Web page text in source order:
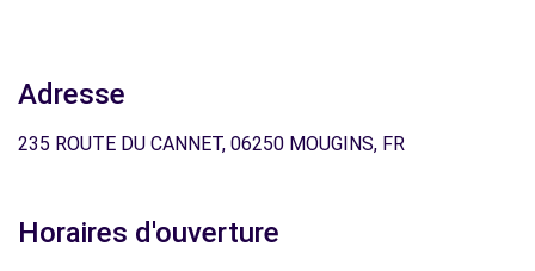
Adresse
235 ROUTE DU CANNET, 06250 MOUGINS, FR
Horaires d'ouverture